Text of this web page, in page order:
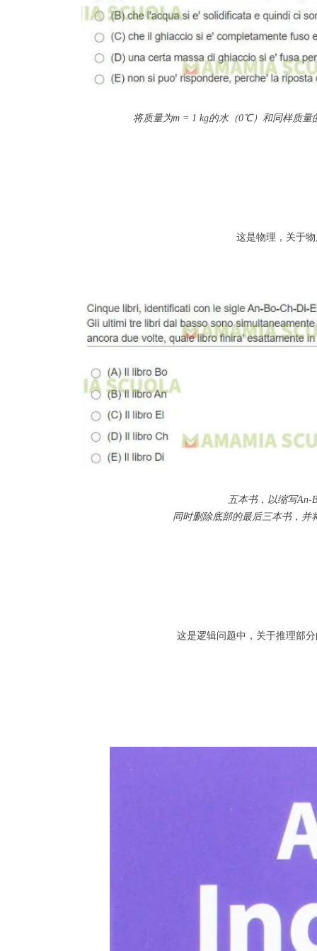
将质量为m = 1 kg的水（0℃）和同样质
这是物理，关于
五本书，以缩写
同时删除底部的最后三本书，并
这是逻辑问题中，关于推理部